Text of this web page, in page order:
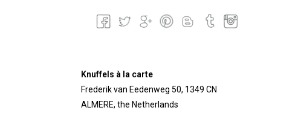
Knuffels à la carte
Frederik van Eedenweg 50, 1349 CN
ALMERE, the Netherlands